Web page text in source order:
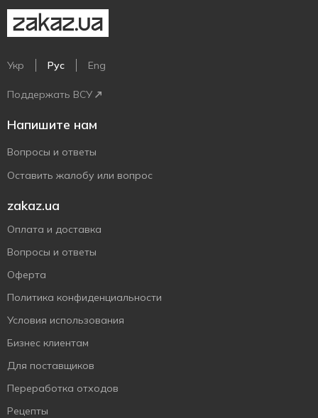
Укр Рус Eng
Поддержать ВСУ
Напишите нам
Вопросы и ответы
Оставить жалобу или вопрос
zakaz.ua
Оплата и доставка
Вопросы и ответы
Оферта
Политика конфиденциальности
Условия использования
Бизнес клиентам
Для поставщиков
Переработка отходов
Рецепты